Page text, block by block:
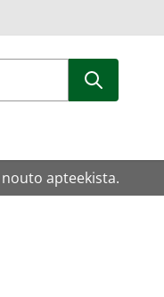
apteekista.